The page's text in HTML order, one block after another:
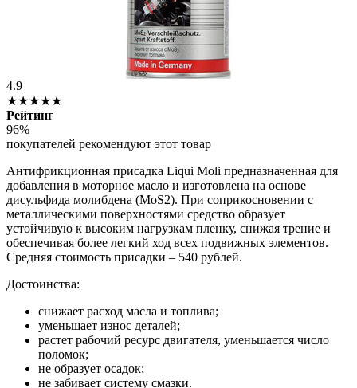
4.9
★★★★★
Рейтинг
96%
покупателей рекомендуют этот товар
Антифрикционная присадка Liqui Moli предназначенная для
добавления в моторное масло и изготовлена на основе
дисульфида молибдена (MoS2). При соприкосновении с
металлическими поверхностями средство образует
устойчивую к высоким нагрузкам пленку, снижая трение и
обеспечивая более легкий ход всех подвижных элементов.
Средняя стоимость присадки – 540 рублей.
Достоинства:
снижает расход масла и топлива;
уменьшает износ деталей;
растет рабочий ресурс двигателя, уменьшается число
поломок;
не образует осадок;
не забивает систему смазки.